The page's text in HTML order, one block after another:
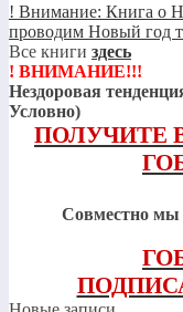
! Внимание: Книга о
проводим Новый год
Все книги здесь
! ВНИМАНИЕ!!!
Нездоровая
Условно)
ПОЛУЧИТЕ
Совместно мы